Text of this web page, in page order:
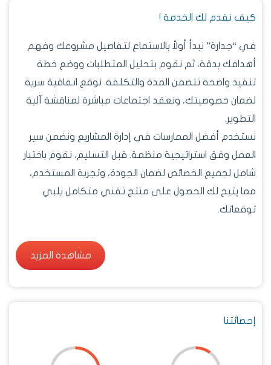
كيف نقدم لك الخدمة !
في “جدارة” نبدأ أولاً بالاستماع لتفاصيل مشروعك وفهم
أهدافك بدقة، ثم نقوم بتحليل المتطلبات ووضع خطة
تنفيذ واضحة تتضمن المدة والتكلفة. نوقع اتفاقية سرية
لضمان خصوصيتك، ونعقد اجتماعات مباشرة لمناقشة آلية
التطوير.
نستخدم أفضل الممارسات في إدارة المشاريع ونضمن سير
العمل وفق استراتيجية منظمة. قبل التسليم، نقوم باختبار
شامل لجميع الخصائص لضمان الجودة، وتجربة المستخدم،
مما يتيح لك الحصول على منتج تقني متكامل يلبي
توقعاتك.
مشاهدة المزيد
مشاهدة المزيد
إحصائتنا